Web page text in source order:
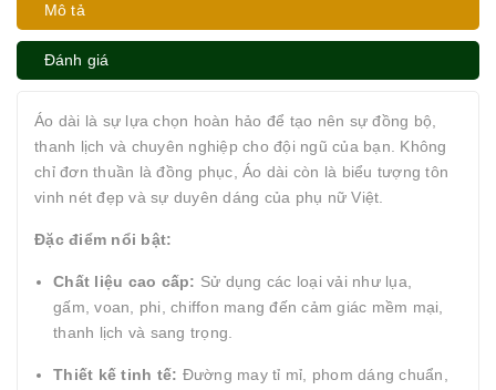
Mô tả
Đánh giá
Áo dài là sự lựa chọn hoàn hảo để tạo nên sự đồng bộ,
thanh lịch và chuyên nghiệp cho đội ngũ của bạn. Không
chỉ đơn thuần là đồng phục, Áo dài còn là biểu tượng tôn
vinh nét đẹp và sự duyên dáng của phụ nữ Việt.
Đặc điểm nổi bật:
Chất liệu cao cấp: Sử dụng các loại vải như lụa,
gấm, voan, phi, chiffon mang đến cảm giác mềm mại,
thanh lịch và sang trọng.
Thiết kế tinh tế: Đường may tỉ mỉ, phom dáng chuẩn,